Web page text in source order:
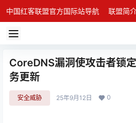
中国红客联盟官方国际站导航 联盟简
CoreDNS漏洞使攻击者锁
务更新
安全威胁 25年9月12日 0